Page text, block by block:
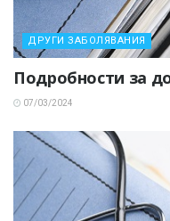
ДРУГИ ЗАБОЛЯВАНИЯ
Подробности за
07/03/2024